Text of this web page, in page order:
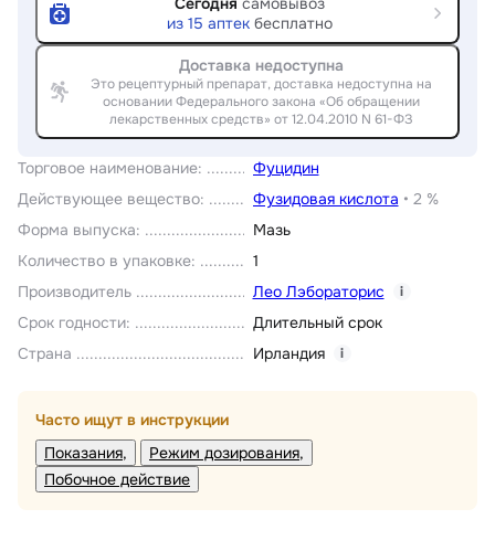
Торговое наименование:
Фуцидин
Действующее вещество: Фузидовая кислота • 2 %
Форма выпуска:
Мазь
Количество в упаковке:
1
Производитель
Лео Лэбораторис i
Срок годности:
Длительный срок
Страна
Ирландия i
Часто ищут в инструкции
Показания
Режим дозирования
Побочное действие
из 15 аптек бесплатно
Доставка недоступна
Это рецептурный препарат, доставка недоступна на
основании Федерального закона «Об обращении
лекарственных средств» от 12.04.2010 N 61-ФЗ